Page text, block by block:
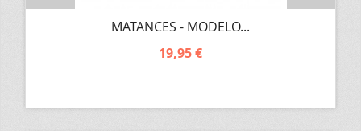
MATANCES - MODELO...
19,95 €